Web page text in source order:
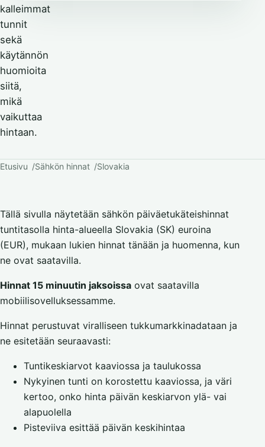
kalleimmat
tunnit
sekä
käytännön
huomioita
siitä,
mikä
vaikuttaa
hintaan.
Etusivu Sähkön hinnat Slovakia
Tällä sivulla näytetään sähkön päiväetukäteishinnat
tuntitasolla hinta-alueella Slovakia (SK) euroina
(EUR), mukaan lukien hinnat tänään ja huomenna, kun
ne ovat saatavilla.
Hinnat 15 minuutin jaksoissa ovat saatavilla
mobiilisovelluksessamme.
Hinnat perustuvat viralliseen tukkumarkkinadataan ja
ne esitetään seuraavasti:
Tuntikeskiarvot kaaviossa ja taulukossa
Nykyinen tunti on korostettu kaaviossa, ja väri
kertoo, onko hinta päivän keskiarvon ylä- vai
alapuolella
Pisteviiva esittää päivän keskihintaa